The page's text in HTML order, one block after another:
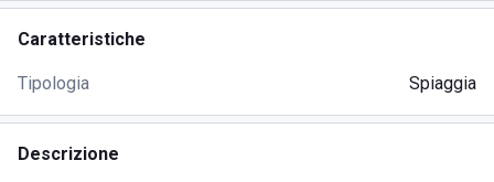
Caratteristiche
Tipologia Spiaggia
Descrizione